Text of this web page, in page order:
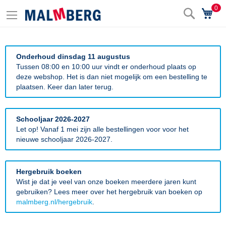
Zoek0
Onderhoud dinsdag 11 augustus
Tussen 08:00 en 10:00 uur vindt er onderhoud plaats op
deze webshop. Het is dan niet mogelijk om een bestelling te
plaatsen. Keer dan later terug.
Schooljaar 2026-2027
Let op! Vanaf 1 mei zijn alle bestellingen voor voor het
nieuwe schooljaar 2026-2027.
Hergebruik boeken
Wist je dat je veel van onze boeken meerdere jaren kunt
gebruiken? Lees meer over het hergebruik van boeken op
malmberg.nl/hergebruik